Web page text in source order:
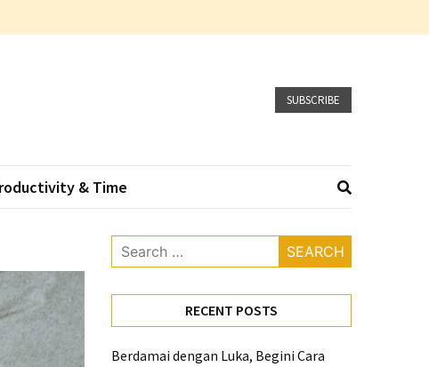
SUBSCRIBE
& Time
Search
for:
RECENT POSTS
Berdamai dengan Luka, Begini Cara